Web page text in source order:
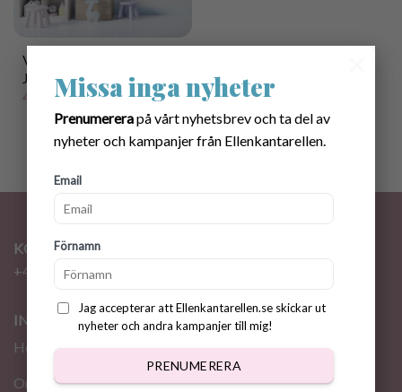
Missa inga nyheter
Prenumererapå vårt nyhetsbrev och ta del av
nyheter och kampanjer från Ellenkantarellen.
Email
Förnamn
Jag accepterar att Ellenkantarellen.se skickar ut
nyheter och andra kampanjer till mig!
PRENUMERERA
Virkmönster ”Minecraft”
Jultröja 0 mån-6 år
40.00kr
KONTAKT
+46 72 310 46 48
INFORMATION
Hem
Om oss